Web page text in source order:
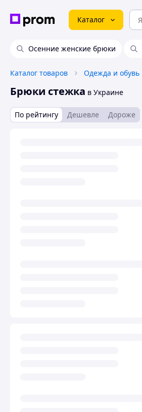
Каталог
Осенние женские брюки
Каталог товаров Одежда и обувь
Брюки стежка в Украине
По рейтингу Дешевле Дороже